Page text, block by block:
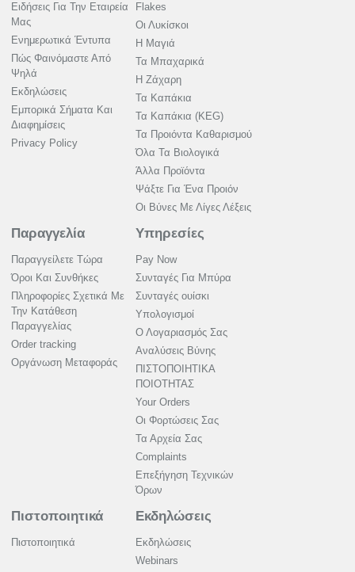
Ειδήσεις Για Την Εταιρεία
Μας
Ενημερωτικά Έντυπα
Πώς Φαινόμαστε Από
Ψηλά
Εκδηλώσεις
Εμπορικά Σήματα Και
Διαφημίσεις
Privacy Policy
Flakes
Οι Λυκίσκοι
Η Μαγιά
Τα Μπαχαρικά
Η Ζάχαρη
Τα Καπάκια
Τα Καπάκια (KEG)
Τα Προιόντα Καθαρισμού
Όλα Τα Βιολογικά
Άλλα Προϊόντα
Ψάξτε Για Ένα Προιόν
Οι Βύνες Με Λίγες Λέξεις
Παραγγελία
Παραγγείλετε Τώρα
Όροι Και Συνθήκες
Πληροφορίες Σχετικά Με
Την Κατάθεση
Παραγγελίας
Order tracking
Οργάνωση Μεταφοράς
Υπηρεσίες
Pay Now
Συνταγές Για Μπύρα
Συνταγές ουίσκι
Υπολογισμοί
Ο Λογαριασμός Σας
Αναλύσεις Βύνης
ΠΙΣΤΟΠΟΙΗΤΙΚΑ
ΠΟΙΟΤΗΤΑΣ
Your Orders
Οι Φορτώσεις Σας
Τα Αρχεία Σας
Complaints
Επεξήγηση Τεχνικών
Όρων
Πιστοποιητικά
Πιστοποιητικά
Εκδηλώσεις
Εκδηλώσεις
Webinars